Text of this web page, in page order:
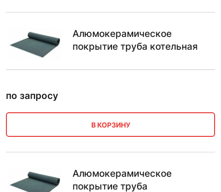
Алюмокерамическое
покрытие труба котельная
по запросу
В КОРЗИНУ
Алюмокерамическое
покрытие труба